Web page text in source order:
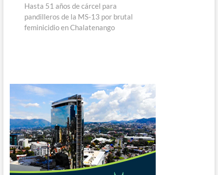
siguiente:
Hasta 51 años de cárcel para
pandilleros de la MS-13 por brutal
feminicidio en Chalatenango